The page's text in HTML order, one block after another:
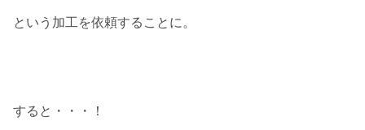
という加工を依頼することに。
すると・・・！